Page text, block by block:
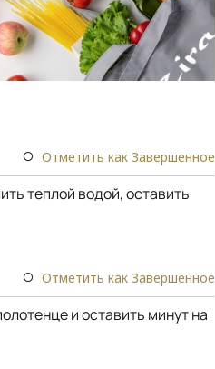
Отметить как Завершенное
теплой водой, оставить
Отметить как Завершенное
и оставить минут на